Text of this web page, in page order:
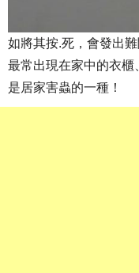
如將其按.死，會發出難
最常出現在家中的衣櫃
是居家害蟲的一種！